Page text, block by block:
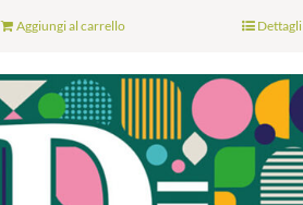
Aggiungi al carrello Dettagli